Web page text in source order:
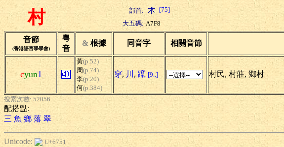
村 部首: [75]
大五碼: A7F8
音節
(香港語言學學會)
粵
音
& 根據 同音字 相關音節
cyun1
黃(p.52)
周(p.74)
李(p.20)
何(p.384)
穿, 川 , 躥 [9..] 村民, 村莊, 鄉村
搜索次數: 52056
配搭點:
三 魚 鄉 落 翠
Unicode:
U+6751